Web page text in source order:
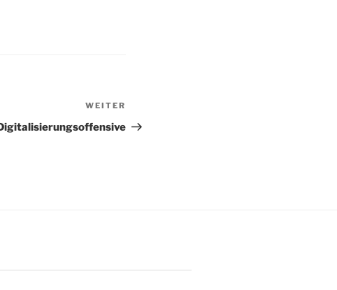
Beitrag
WEITER
Digitalisierungsoffensive